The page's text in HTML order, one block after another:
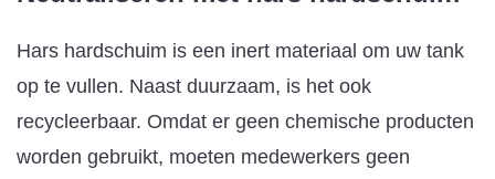
Hars hardschuim is een inert materiaal om uw tank
op te vullen. Naast duurzaam, is het ook
recycleerbaar. Omdat er geen chemische producten
worden gebruikt, moeten medewerkers geen